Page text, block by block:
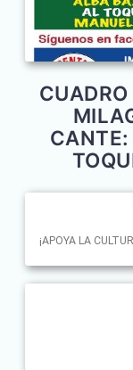
¡APOYA LA